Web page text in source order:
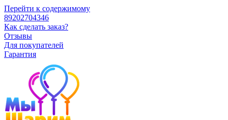
Перейти к содержимому
89202704346
Как сделать заказ?
Отзывы
Для покупателей
Гарантия